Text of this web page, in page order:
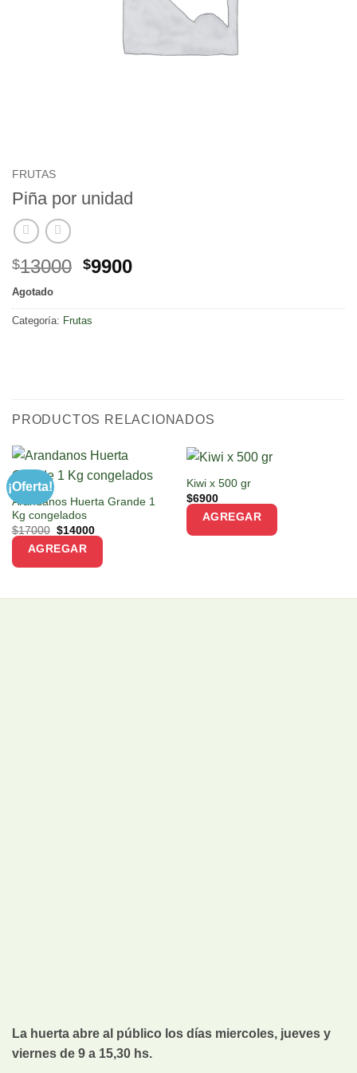
FRUTAS
Piña por unidad
$13000 Original
was:
$13000.
$9900Current
is:
Agotado
Categoría: Frutas
PRODUCTOS RELACIONADOS
¡Oferta!
Arandanos Huerta Grande 1
Kg congelados
$17000 Original
was:
$14000Current
price
$14000.
AGREGAR
Kiwi x 500 gr
$6900
AGREGAR
La huerta abre al público los días miercoles, jueves y
viernes de 9 a 15,30 hs.